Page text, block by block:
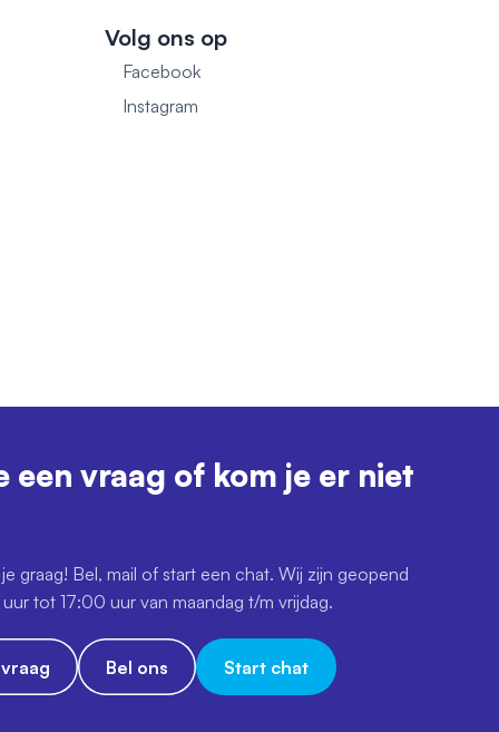
Volg ons op
Facebook
Instagram
een vraag of kom je er niet
graag! Bel, mail of start een chat. Wij zijn geopend
tot 17:00 uur van maandag t/m vrijdag.
Bel ons Start chat